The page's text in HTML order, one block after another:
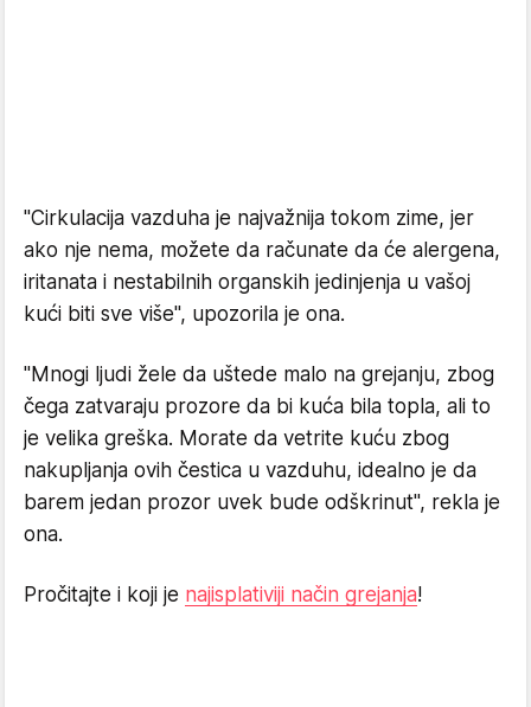
"Cirkulacija vazduha je najvažnija tokom zime, jer
ako nje nema, možete da računate da će alergena,
iritanata i nestabilnih organskih jedinjenja u vašoj
kući biti sve više", upozorila je ona.
"Mnogi ljudi žele da uštede malo na grejanju, zbog
čega zatvaraju prozore da bi kuća bila topla, ali to
je velika greška. Morate da vetrite kuću zbog
nakupljanja ovih čestica u vazduhu, idealno je da
barem jedan prozor uvek bude odškrinut", rekla je
ona.
Pročitajte i koji je najisplativiji način grejanja!